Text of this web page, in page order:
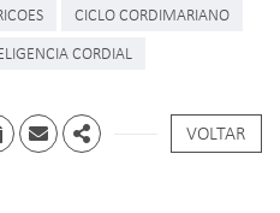
CICLO CORDIMARIANO
CORDIAL
messenger
EmailShare
VOLTAR